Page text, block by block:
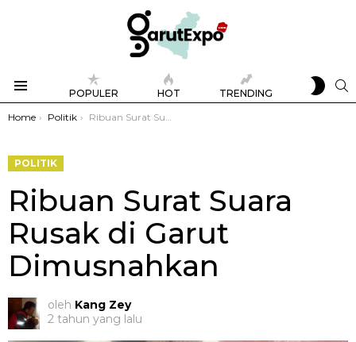
POPULER HOT TRENDING
SKIN
You are here:
Home Politik Ribuan Surat Suara Rusak di Garut Dimusnahkan
POLITIK
Ribuan Surat Suara
Rusak di Garut
Dimusnahkan
oleh Kang Zey
2 tahun yang lalu